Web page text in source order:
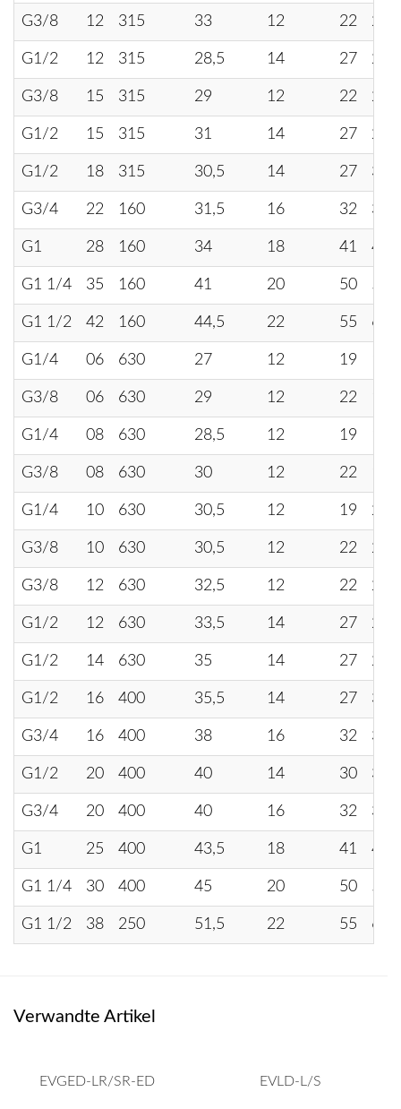
G3/8 12 315 33 12 22 22
G1/2 12 315 28,5 14 27 22
G3/8 15 315 29 12 22 27
G1/2 15 315 31 14 27 27
G1/2 18 315 30,5 14 27 32
G3/4 22 160 31,5 16 32 36
G1 28 160 34 18 41 41
G1 1/4 35 160 41 20 50 50
G1 1/2 42 160 44,5 22 55 60
G1/4 06 630 27 12 19
G3/8 06 630 29 12 22
G1/4 08 630 28,5 12 19
G3/8 08 630 30 12 22
G1/4 10 630 30,5 12 19 22
G3/8 10 630 30,5 12 22 22
G3/8 12 630 32,5 12 22 24
G1/2 12 630 33,5 14 27 24
G1/2 14 630 35 14 27 27
G1/2 16 400 35,5 14 27 30
G3/4 16 400 38 16 32 30
G1/2 20 400 40 14 30 36
G3/4 20 400 40 16 32 36
G1 25 400 43,5 18 41 46
G1 1/4 30 400 45 20 50 50
G1 1/2 38 250 51,5 22 55 60
Verwandte Artikel
EVGED-LR/SR-ED EVLD-L/S